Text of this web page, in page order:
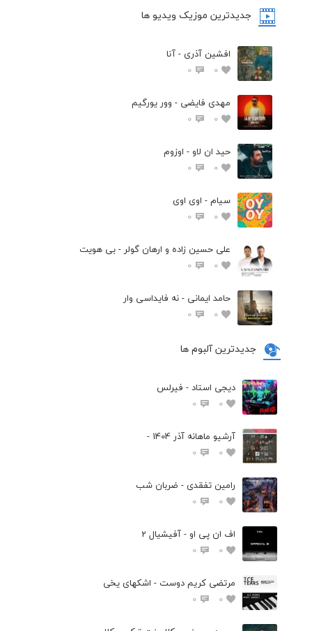
جدیدترین موزیک ویدیو ها
افشین آذری - آنا
0
0
مهدی فایضی - وور یورگیم
0
0
حید ان لاو - اوزوم
0
0
سیام - اوی اوی
0
0
علی حسین زاده و ارهان گولر - بی هویت
0
0
حامد ایمانی - نه فایداسی وار
0
0
جدیدترین آلبوم ها
دیجی استاد - فیرلس
0
0
آرشیو ماهانه آذر 1404 -
0
0
رامین تفقدی - ضربان شب
0
0
اف ان پی او - آفیشیال 2
0
0
مرتضی کریم دوست - اشکهای یخی
0
0